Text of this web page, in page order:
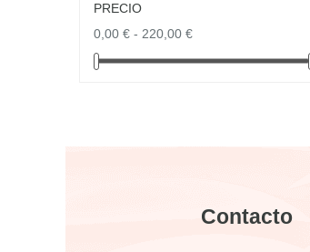
PRECIO
0,00 € - 220,00 €
Contacto